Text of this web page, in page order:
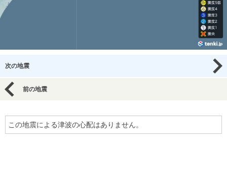
次の地震
前の地震
この地震による津波の心配はありません。